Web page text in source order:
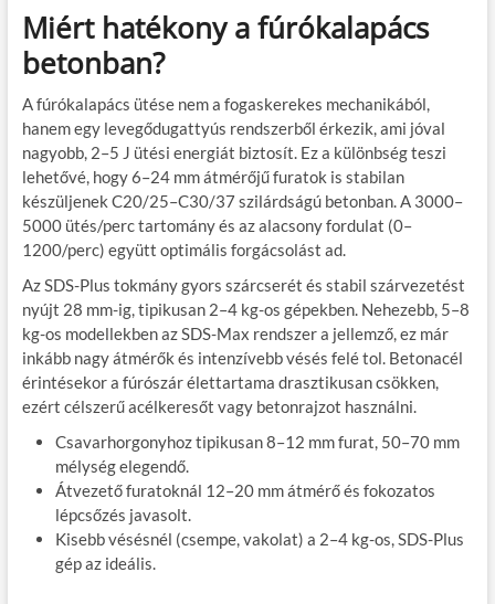
Miért hatékony a fúrókalapács
betonban?
A fúrókalapács ütése nem a fogaskerekes mechanikából,
hanem egy levegődugattyús rendszerből érkezik, ami jóval
nagyobb, 2–5 J ütési energiát biztosít. Ez a különbség teszi
lehetővé, hogy 6–24 mm átmérőjű furatok is stabilan
készüljenek C20/25–C30/37 szilárdságú betonban. A 3000–
5000 ütés/perc tartomány és az alacsony fordulat (0–
1200/perc) együtt optimális forgácsolást ad.
Az SDS-Plus tokmány gyors szárcserét és stabil szárvezetést
nyújt 28 mm-ig, tipikusan 2–4 kg-os gépekben. Nehezebb, 5–8
kg-os modellekben az SDS-Max rendszer a jellemző, ez már
inkább nagy átmérők és intenzívebb vésés felé tol. Betonacél
érintésekor a fúrószár élettartama drasztikusan csökken,
ezért célszerű acélkeresőt vagy betonrajzot használni.
Csavarhorgonyhoz tipikusan 8–12 mm furat, 50–70 mm
mélység elegendő.
Átvezető furatoknál 12–20 mm átmérő és fokozatos
lépcsőzés javasolt.
Kisebb vésésnél (csempe, vakolat) a 2–4 kg-os, SDS-Plus
gép az ideális.